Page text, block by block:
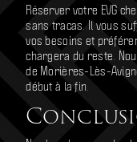
Réserver votre EVG
sans tracas. Il vous
vos besoins et
chargera du reste.
de Morières-Lès-
début à la fin.